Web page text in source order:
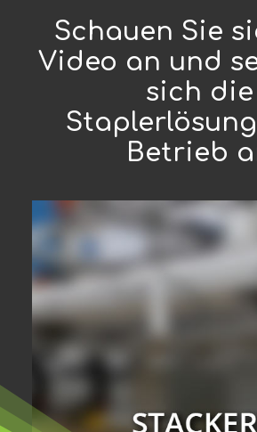
Schauen Sie
Video an und
sich die
Betrieb